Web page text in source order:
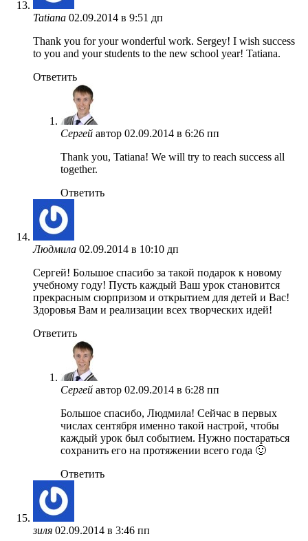
Tatiana 02.09.2014 в 9:51 дп
Thank you for your wonderful work. Sergey! I wish success
to you and your students to the new school year! Tatiana.
Ответить
Сергей автор 02.09.2014 в 6:26 пп
Thank you, Tatiana! We will try to reach success all
together.
Ответить
Людмила 02.09.2014 в 10:10 дп
Сергей! Большое спасибо за такой подарок к новому
учебному году! Пусть каждый Ваш урок становится
прекрасным сюрпризом и открытием для детей и Вас!
Здоровья Вам и реализации всех творческих идей!
Ответить
Сергей автор 02.09.2014 в 6:28 пп
Большое спасибо, Людмила! Сейчас в первых
числах сентября именно такой настрой, чтобы
каждый урок был событием. Нужно постараться
сохранить его на протяжении всего года 🙂
Ответить
зиля 02.09.2014 в 3:46 пп